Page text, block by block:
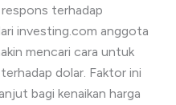
terhadap
investing.com anggota
mencari cara untuk
dolar. Faktor ini
bagi kenaikan harga